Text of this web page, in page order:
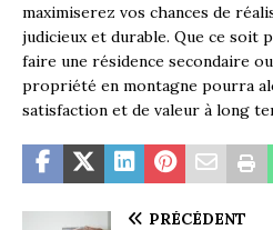
maximiserez vos chances de
judicieux et durable. Que ce soit
faire une résidence secondaire
propriété en montagne pourra
satisfaction et de valeur à long
PRÉCÉDENT